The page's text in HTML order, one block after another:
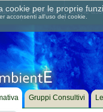
Contattaci Come
Gruppi Consultivi
cookie per le proprie
acconsenti all'uso dei cookie.